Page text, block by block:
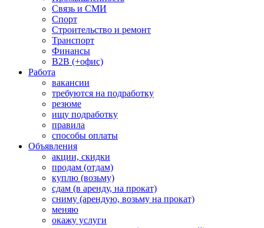
Связь и СМИ
Спорт
Строительство и ремонт
Транспорт
Финансы
B2B (+офис)
Работа
вакансии
требуются на подработку
резюме
ищу подработку
правила
способы оплаты
Объявления
акции, скидки
продам (отдам)
куплю (возьму)
сдам (в аренду, на прокат)
сниму (арендую, возьму на прокат)
меняю
окажу услуги